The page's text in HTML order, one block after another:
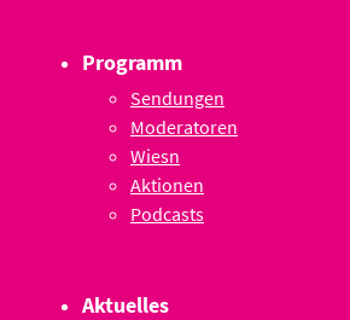
Programm
Sendungen
Moderatoren
Wiesn
Aktionen
Podcasts
Aktuelles